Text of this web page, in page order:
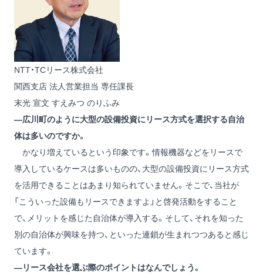
NTT・TCリース株式会社
関西支店 法人営業担当 専任課長
末光 宣文 すえみつ のりふみ
―広川町のように大型の設備投資にリース方式を選択する自治
体は多いのですか。
かなり増えているという印象です。情報機器などをリースで
導入しているケースは多いものの、大型の設備投資にリース方式
を活用できることはあまり知られていません。そこで、当社が
「こういった設備もリースできますよ」と啓発活動をすること
で、メリットを感じた自治体が導入する。そして、それを知った
別の自治体が興味を持つ、といった連鎖が生まれつつあると感じ
ています。
―リース会社を選ぶ際のポイントはなんでしょう。